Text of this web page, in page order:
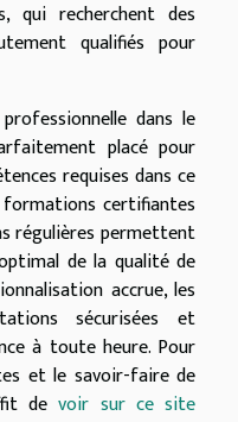
qui recherchent des
qualifiés pour
dans le
placé pour
requises dans ce
certifiantes
régulières permettent
de la qualité de
accrue, les
sécurisées et
à toute heure. Pour
et le savoir-faire de
devoir sur ce site